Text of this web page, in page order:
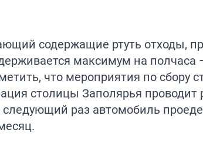
содержащие ртуть отходы,
максимум на полчаса
что мероприятия по сбору
столицы Заполярья проводит
раз автомобиль